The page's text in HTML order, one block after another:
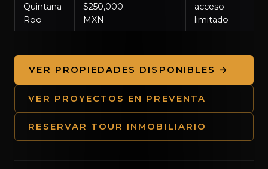
Quintana
Roo
$250,000
MXN
acceso
limitado
VER PROPIEDADES DISPONIBLES →
VER PROYECTOS EN PREVENTA
RESERVAR TOUR INMOBILIARIO